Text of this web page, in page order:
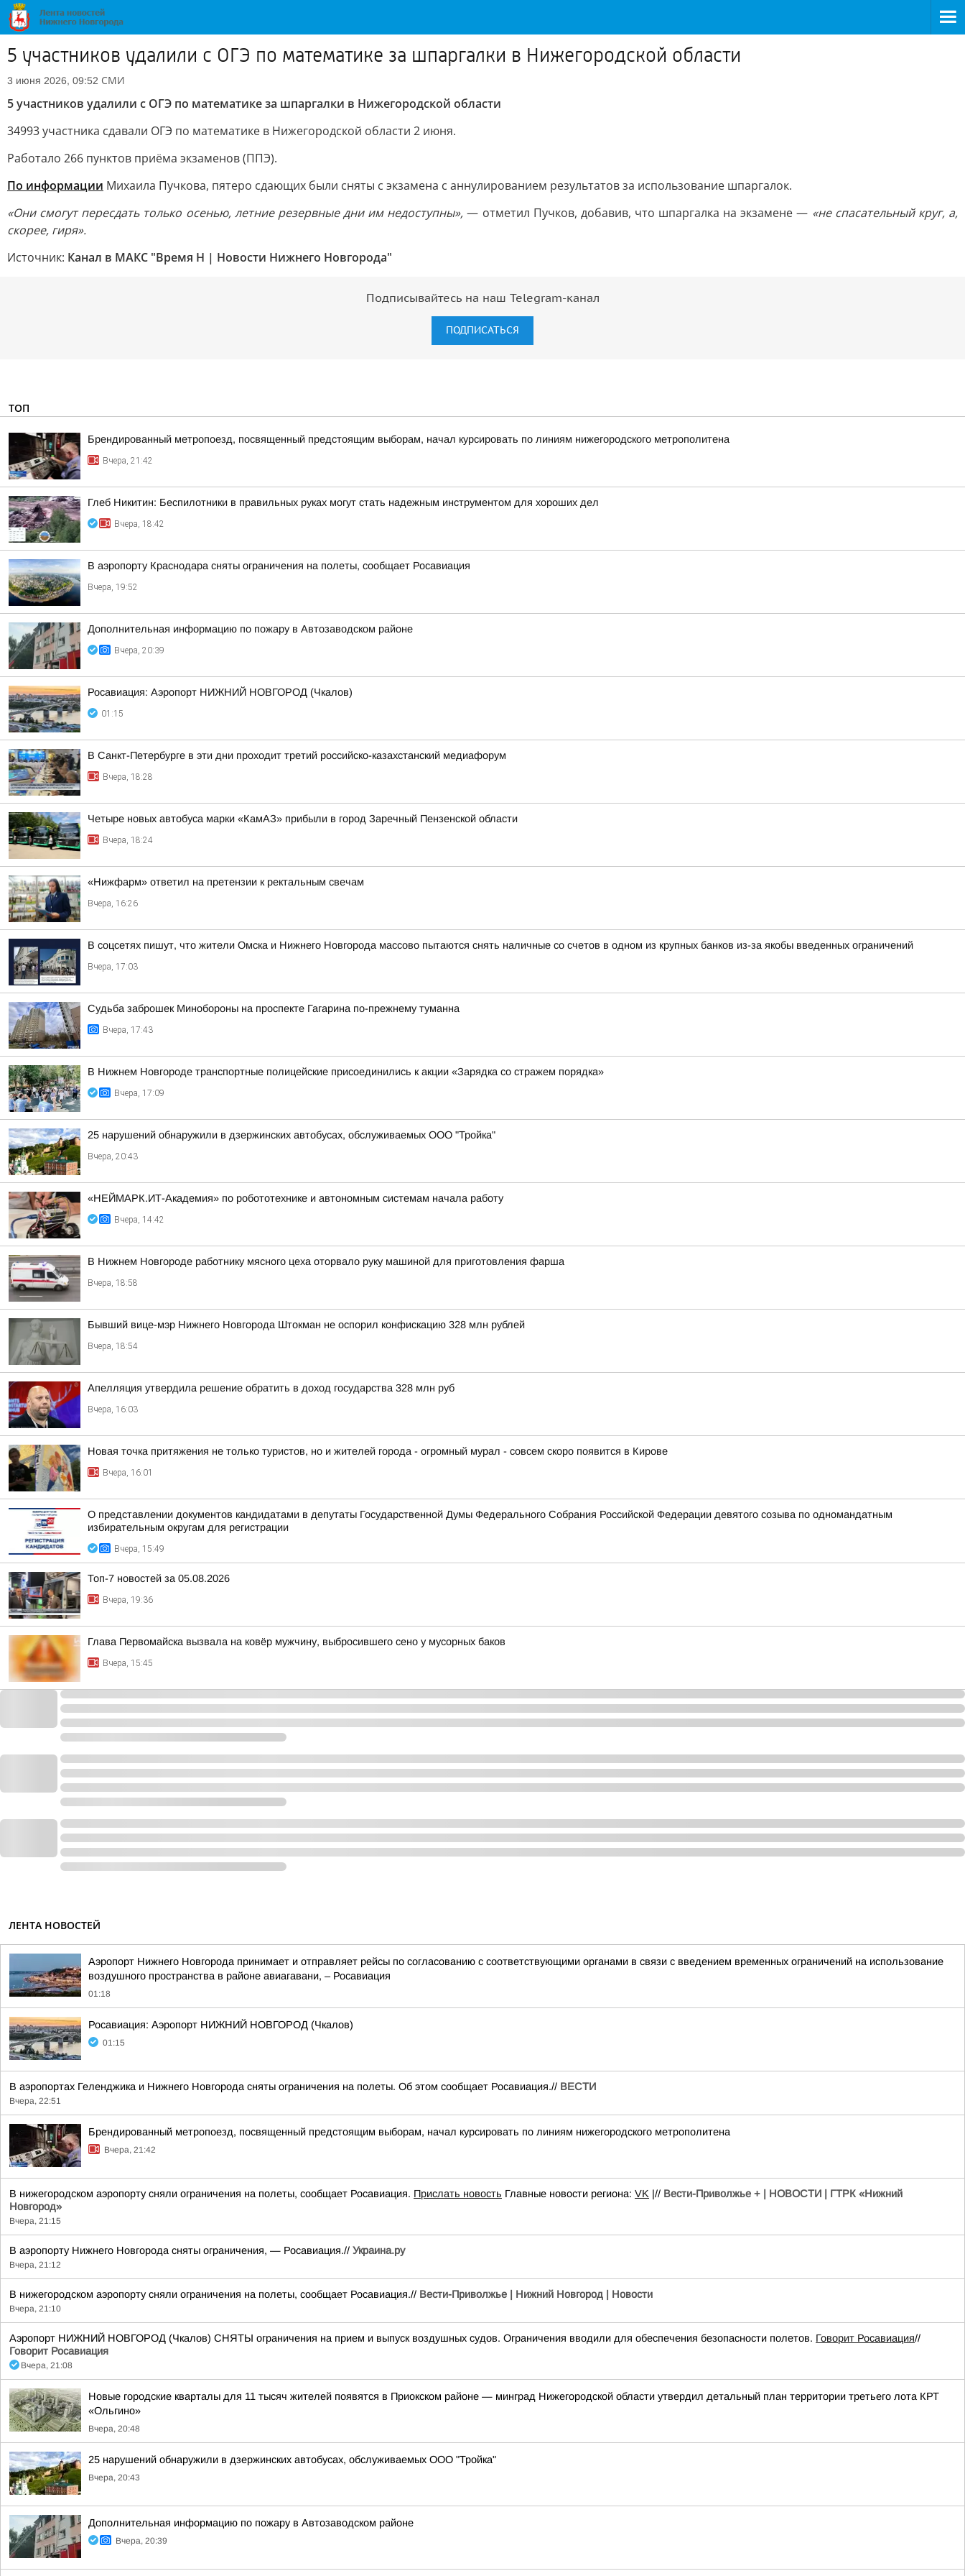
5 участников удалили с ОГЭ по математике за шпаргалки в Нижегородской области
3 июня 2026, 09:52 СМИ
5 участников удалили с ОГЭ по математике за шпаргалки в Нижегородской области
34993 участника сдавали ОГЭ по математике в Нижегородской области 2 июня.
Работало 266 пунктов приёма экзаменов (ППЭ).
По информации Михаила Пучкова, пятеро сдающих были сняты с экзамена с аннулированием результатов за использование шпаргалок.
«Они смогут пересдать только осенью, летние резервные дни им недоступны», — отметил Пучков, добавив, что шпаргалка на экзамене — «не спасательный круг, а,
скорее, гиря».
Источник: Канал в МАКС "Время Н | Новости Нижнего Новгорода"
Подписывайтесь на наш Telegram-канал
ПОДПИСАТЬСЯ
ТОП
Брендированный метропоезд, посвященный предстоящим выборам, начал курсировать по линиям нижегородского метрополитена
Вчера, 21:42
Глеб Никитин: Беспилотники в правильных руках могут стать надежным инструментом для хороших дел
Вчера, 18:42
В аэропорту Краснодара сняты ограничения на полеты, сообщает Росавиация
Вчера, 19:52
Дополнительная информацию по пожару в Автозаводском районе
Вчера, 20:39
Росавиация: Аэропорт НИЖНИЙ НОВГОРОД (Чкалов)
01:15
В Санкт-Петербурге в эти дни проходит третий российско-казахстанский медиафорум
Вчера, 18:28
Четыре новых автобуса марки «КамАЗ» прибыли в город Заречный Пензенской области
Вчера, 18:24
«Нижфарм» ответил на претензии к ректальным свечам
Вчера, 16:26
В соцсетях пишут, что жители Омска и Нижнего Новгорода массово пытаются снять наличные со счетов в одном из крупных банков из-за якобы введенных ограничений
Вчера, 17:03
Судьба заброшек Минобороны на проспекте Гагарина по-прежнему туманна
Вчера, 17:43
В Нижнем Новгороде транспортные полицейские присоединились к акции «Зарядка со стражем порядка»
Вчера, 17:09
25 нарушений обнаружили в дзержинских автобусах, обслуживаемых ООО "Тройка"
Вчера, 20:43
«НЕЙМАРК.ИТ-Академия» по робототехнике и автономным системам начала работу
Вчера, 14:42
В Нижнем Новгороде работнику мясного цеха оторвало руку машиной для приготовления фарша
Вчера, 18:58
Бывший вице-мэр Нижнего Новгорода Штокман не оспорил конфискацию 328 млн рублей
Вчера, 18:54
Апелляция утвердила решение обратить в доход государства 328 млн руб
Вчера, 16:03
Новая точка притяжения не только туристов, но и жителей города - огромный мурал - совсем скоро появится в Кирове
Вчера, 16:01
О представлении документов кандидатами в депутаты Государственной Думы Федерального Собрания Российской Федерации девятого созыва по одномандатным
избирательным округам для регистрации
Вчера, 15:49
Топ-7 новостей за 05.08.2026
Вчера, 19:36
Глава Первомайска вызвала на ковёр мужчину, выбросившего сено у мусорных баков
Вчера, 15:45
ЛЕНТА НОВОСТЕЙ
Аэропорт Нижнего Новгорода принимает и отправляет рейсы по согласованию с соответствующими органами в связи с введением временных ограничений на использование
воздушного пространства в районе авиагавани, – Росавиация
01:18
Росавиация: Аэропорт НИЖНИЙ НОВГОРОД (Чкалов)
01:15
В аэропортах Геленджика и Нижнего Новгорода сняты ограничения на полеты. Об этом сообщает Росавиация.// ВЕСТИ
Вчера, 22:51
Брендированный метропоезд, посвященный предстоящим выборам, начал курсировать по линиям нижегородского метрополитена
Вчера, 21:42
В нижегородском аэропорту сняли ограничения на полеты, сообщает Росавиация. Прислать новость Главные новости региона: VK |// Вести-Приволжье + | НОВОСТИ | ГТРК «Нижний
Новгород»
Вчера, 21:15
В аэропорту Нижнего Новгорода сняты ограничения, — Росавиация.// Украина.ру
Вчера, 21:12
В нижегородском аэропорту сняли ограничения на полеты, сообщает Росавиация.// Вести-Приволжье | Нижний Новгород | Новости
Вчера, 21:10
Аэропорт НИЖНИЙ НОВГОРОД (Чкалов) СНЯТЫ ограничения на прием и выпуск воздушных судов. Ограничения вводили для обеспечения безопасности полетов. Говорит Росавиация//
Говорит Росавиация
Вчера, 21:08
Новые городские кварталы для 11 тысяч жителей появятся в Приокском районе — минград Нижегородской области утвердил детальный план территории третьего лота КРТ
«Ольгино»
Вчера, 20:48
25 нарушений обнаружили в дзержинских автобусах, обслуживаемых ООО "Тройка"
Вчера, 20:43
Дополнительная информацию по пожару в Автозаводском районе
Вчера, 20:39